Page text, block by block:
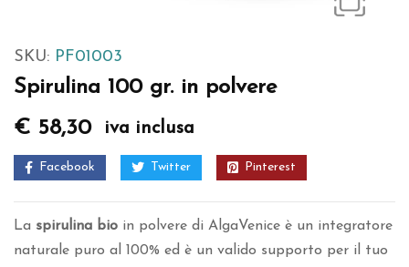
SKU: PF01003
Spirulina 100 gr. in polvere
€ 58,30 iva inclusa
Facebook Twitter Pinterest
La spirulina bio in polvere di AlgaVenice è un integratore
naturale puro al 100% ed è un valido supporto per il tuo